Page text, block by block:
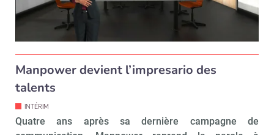
Manpower devient l’impresario des
talents
INTÉRIM
Quatre ans après sa dernière campagne de